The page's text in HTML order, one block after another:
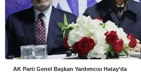
AK Parti Genel Başkan Yardımcısı Hatay’da